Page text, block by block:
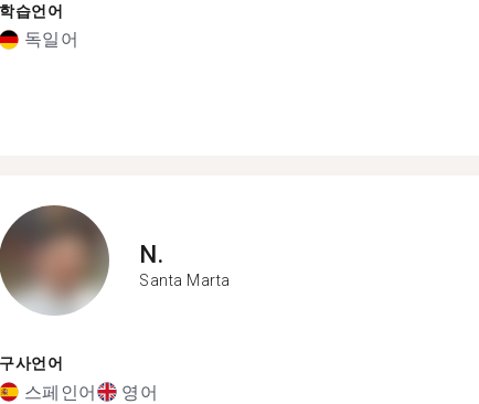
학습언어
독일어
N.
Santa Marta
구사언어
스페인어 영어